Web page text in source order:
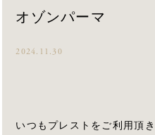
オゾンパーマ
2024.11.30
いつもプレストをご利用頂